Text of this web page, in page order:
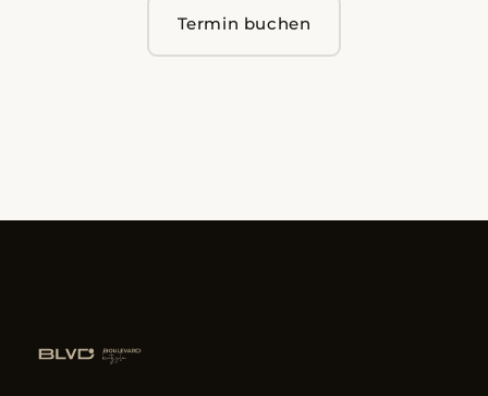
Termin buchen